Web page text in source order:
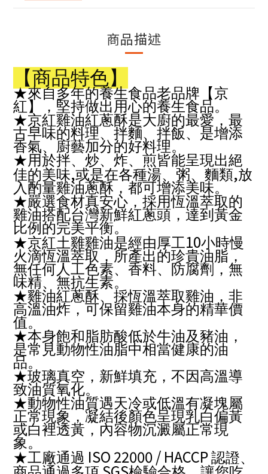
商品描述
【商品特色】
★來自多年的養生食品老品牌【京
紅】，堅持做出用心的養生食品。
★京紅雞油紅蔥酥是大廚的最愛，最
古早味的料理、拌麵、拌飯、是增添
香氣、廚藝加分的好料理。
★用於拌、炒、炸、煎皆能呈現出絕
佳的美味,或是在各種湯、粥、麵類,放
入酌量雞油蔥酥，都可增添美味。
★嚴選食材真安心，採用恆溫萃取的
雞油搭配台灣新鮮紅蔥頭，達到黃金
比例的完美平衡。
★京紅土雞雞油是經由厚工10小時慢
火滴恆溫萃取，所產出的珍貴油脂，
無任何人工色素、香料、防腐劑，無
味精、無抗生素。
★雞油紅蔥酥、採恆溫萃取雞油，非
高溫油炸，可保留雞油本身的精華價
值。
★本身飽和脂肪酸低於牛油及豬油，
是常見動物性油脂中相當健康的油
品。
★玻璃真空，新鮮填充，不因高溫導
致油質氧化。
★動物性油質遇天冷或低溫有凝塊屬
正常現象，凝結後顏色呈現乳白偏黃
或白裡透黃，內容物沉澱屬正常現
象。
★工廠通過 ISO 22000 / HACCP認證、